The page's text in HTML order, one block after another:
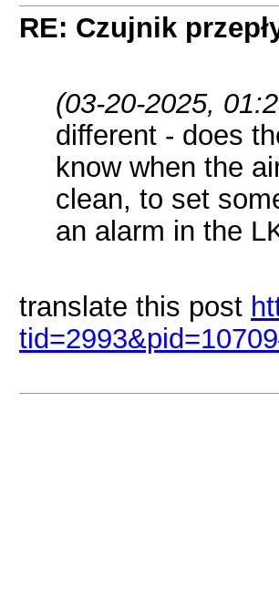
RE: Czujnik
(03-20-2025,
different - does
know when the
clean, to set
an alarm in the
translate this post